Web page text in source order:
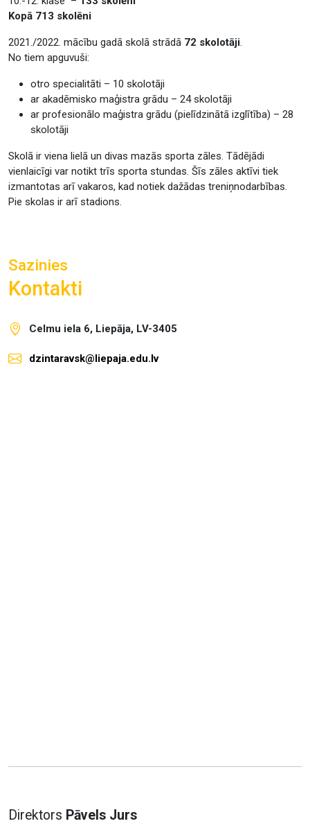
Kopā 713 skolēni
2021./2022. mācību gadā skolā strādā 72 skolotāji.
No tiem apguvuši:
otro specialitāti – 10 skolotāji
ar akadēmisko maģistra grādu – 24 skolotāji
ar profesionālo maģistra grādu (pielīdzinātā izglītība) – 28
skolotāji
Skolā ir viena lielā un divas mazās sporta zāles. Tādējādi
vienlaicīgi var notikt trīs sporta stundas. Šīs zāles aktīvi tiek
izmantotas arī vakaros, kad notiek dažādas treniņnodarbības.
Pie skolas ir arī stadions.
Sazinies
Kontakti
Celmu iela 6, Liepāja, LV-3405
dzintaravsk@liepaja.edu.lv
Direktors Pāvels Jurs